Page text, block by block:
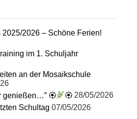
2026 – Schöne Ferien!
im 1. Schuljahr
an der Mosaikschule
genießen…” 🏵
🏵 28/05/2026
Schultag 07/05/2026